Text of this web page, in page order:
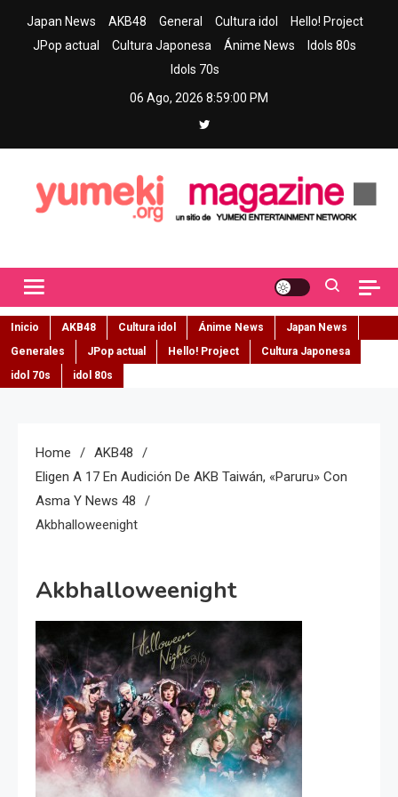
Japan News AKB48 General Cultura idol
Hello! Project
JPop actual
Cultura Japonesa Ánime News
Idols 80s
Idols 70s
06 Ago, 2026 8:59:01 PM
Inicio AKB48 Cultura idol Ánime News
Japan News
Generales
JPop actual Hello! Project
Cultura Japonesa
idol 70s
idol 80s
Home
AKB48
Eligen A 17 En Audición De AKB Taiwán, «Paruru» Con
Asma Y News 48
Akbhalloweenight
Akbhalloweenight